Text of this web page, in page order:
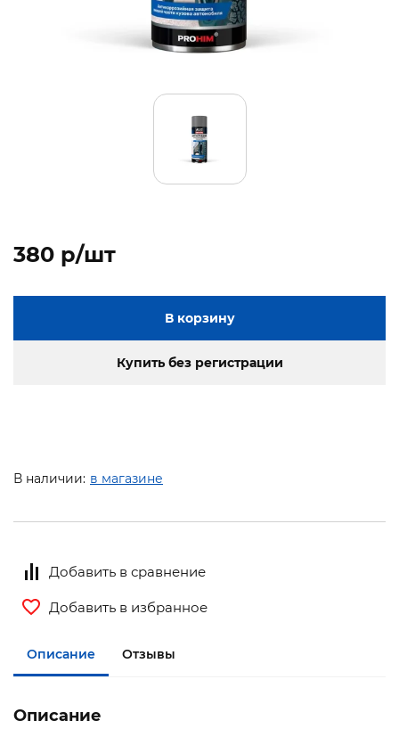
380 p/шт
В корзину
Купить без регистрации
В наличии: в магазине
Добавить в сравнение
Добавить в избранное
Описание Отзывы
Описание